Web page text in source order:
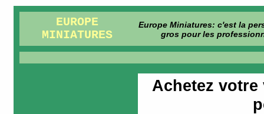
EUROPE
MINIATURES
Europe Miniatures: c'est la
gros pour les
Achetez